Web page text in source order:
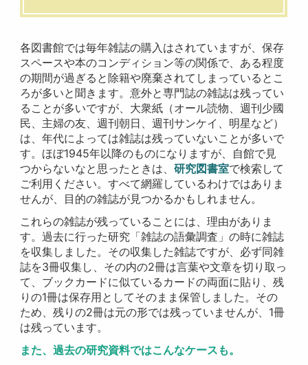
各図書館では毎年雑誌の購入はされていますが、保存
スペースや本のコンディション等の関係で、ある程度
の期間が過ぎると除籍や廃棄されてしまっているとこ
ろが多いと聞きます。意外と専門誌の雑誌は残ってい
ることが多いですが、大衆紙（オール読物、週刊少國
民、主婦の友、週刊朝日、週刊サンケイ、明星など）
は、年代によっては雑誌は残っていないことが多いで
す。ほぼ1945年以降のものになりますが、自館で見
つからないなと思ったときは、研究図書室で検索して
ご利用ください。すべて網羅しているわけではありま
せんが、目的の雑誌が見つかるかもしれません。
これらの雑誌が残っていることには、理由がありま
す。過去に行った研究「雑誌の語彙調査」の時に雑誌
を収集しました。その収集した雑誌ですが、必ず同雑
誌を3冊収集し、その内の2冊は言葉や文章を切り取っ
て、ブックカードに似ているカードの両面に貼り、残
りの1冊は保存用としてそのまま保管しました。その
ため、残りの2冊は元の形では残っていませんが、1冊
は残っています。
また、過去の研究資料ではこんなケースも。